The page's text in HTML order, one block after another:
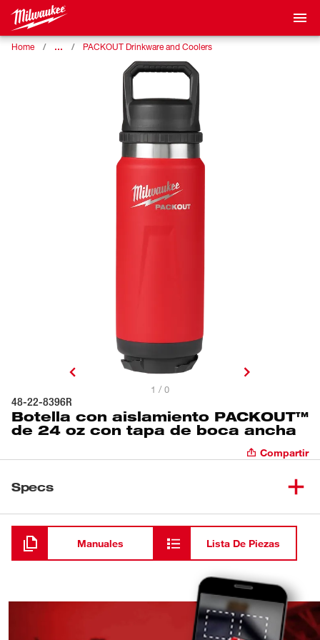
Home … PACKOUT Drinkware and Coolers
1 / 0
48-22-8396R
Botella con aislamiento PACKOUT™
de 24 oz con tapa de boca ancha
Compartir
Specs
Cargando
Manuales Lista De Piezas